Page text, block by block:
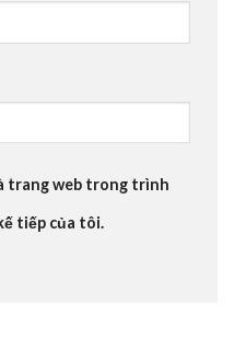
trang web trong trình
tiếp của tôi.